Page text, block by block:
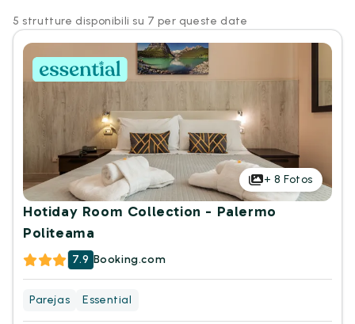
5 strutture disponibili su 7 per queste date
+ 8 Fotos
Hotiday Room Collection - Palermo
Politeama
7.9 Booking.com
Parejas Essential